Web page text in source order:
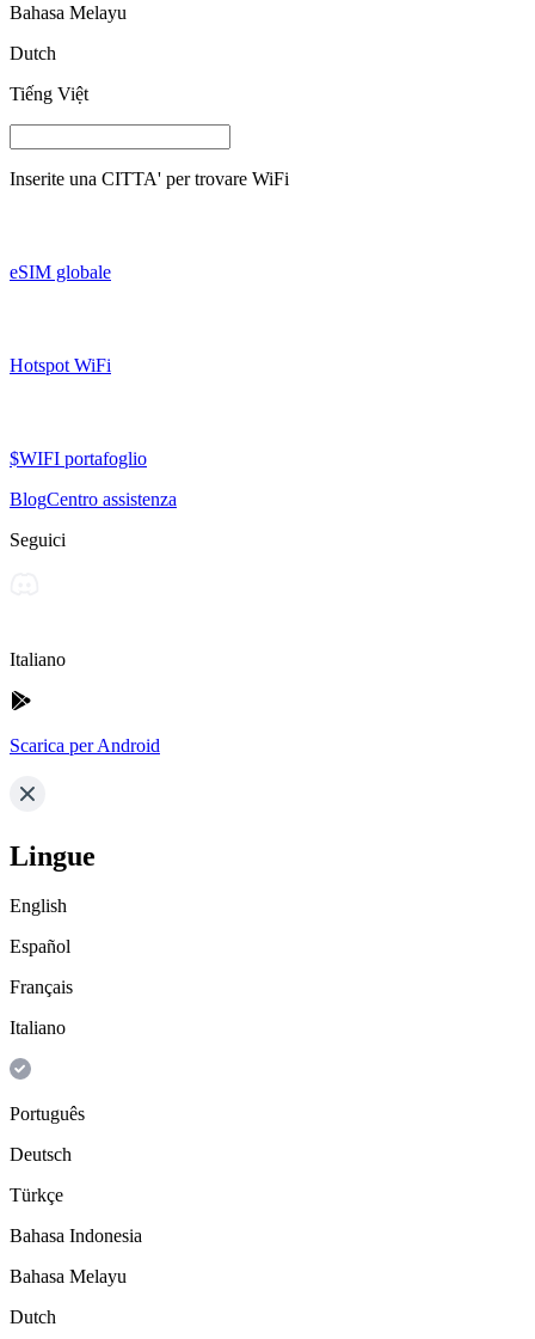
Bahasa Melayu
Dutch
Tiếng Việt
Inserite una CITTA' per trovare WiFi
eSIM globale
Hotspot WiFi
$WIFI portafoglio
BlogCentro assistenza
Seguici
Italiano
Scarica per Android
Lingue
English
Español
Français
Italiano
Português
Deutsch
Türkçe
Bahasa Indonesia
Bahasa Melayu
Dutch